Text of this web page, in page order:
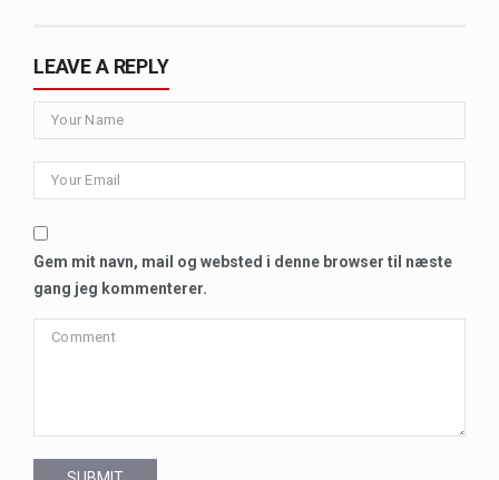
LEAVE A REPLY
Gem mit navn, mail og websted i denne browser til næste
gang jeg kommenterer.